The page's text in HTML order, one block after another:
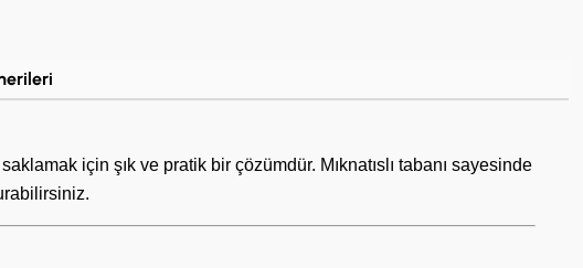
için şık ve pratik bir çözümdür. Mıknatıslı tabanı sayesinde